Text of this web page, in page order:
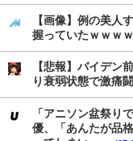
【画像】例の美人
握っていたｗｗｗ
【悲報】バイデン
り衰弱状態で激痛
「アニソン盆祭り
優、「あんたが品